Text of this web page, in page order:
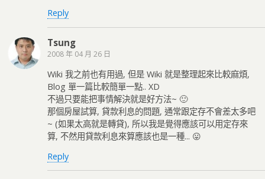
Reply
Tsung
2008 年 04 月 26 日
Wiki 我之前也有用過, 但是 Wiki 就是整理起來比較麻煩,
Blog 單一篇比較簡單一點.. XD
不過只要能把事情解決就是好方法~ 🙂
那個房屋試算, 貸款利息的問題, 通常跟定存不會差太多吧
~ (如果太高就是轉貸), 所以我是覺得應該可以用定存來
算, 不然用貸款利息來算應該也是一種... 😛
Reply